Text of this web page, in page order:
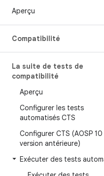
Aperçu
Compatibilité
La suite de tests de
compatibilité
Aperçu
Configurer les tests
automatisés CTS
Configurer CTS (AOSP
version antérieure)
Exécuter des tests